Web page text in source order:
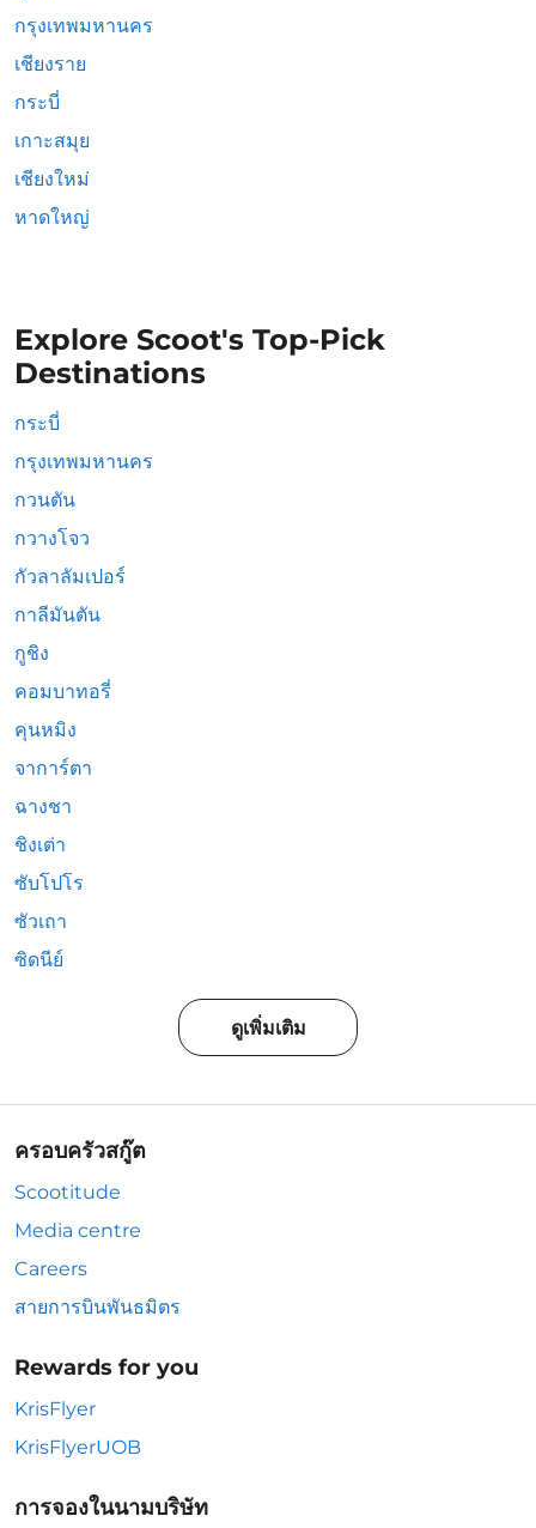
กรุงเทพมหานคร
เชียงราย
กระบี่
เกาะสมุย
เชียงใหม่
หาดใหญ่
Explore Scoot's Top-Pick
Destinations
กระบี่
กรุงเทพมหานคร
กวนตัน
กวางโจว
กัวลาลัมเปอร์
กาลีมันตัน
กูชิง
คอมบาทอรี่
คุนหมิง
จาการ์ตา
ฉางชา
ชิงเต่า
ซับโปโร
ซัวเถา
ซิดนีย์
ดูเพิ่มเติม
ครอบครัวสกู๊ต
Scootitude
Media centre
Careers
สายการบินพันธมิตร
Rewards for you
KrisFlyer
KrisFlyerUOB
การจองในนามบริษัท